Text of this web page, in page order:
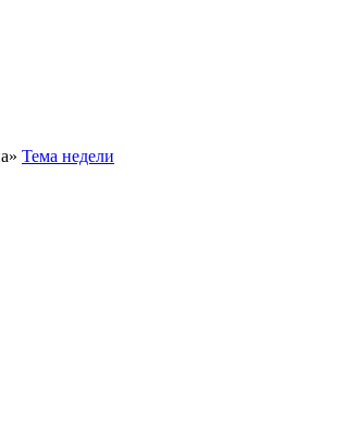
Тема недели